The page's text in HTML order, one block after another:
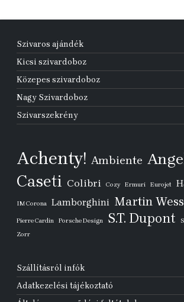
Szivaros ajándék
Kicsi szivardoboz
Közepes szivardoboz
Nagy Szivardoboz
Szivarszekrény
Achenty! Ambiente
Caseti Colibri Cozy Ermuri Eurojet
IM Corona Lamborghini Martin Wess
Pierre Cardin Porsche Design S.T. Dupont
Zorr
Szállításról infók
Adatkezelési tájékoztató